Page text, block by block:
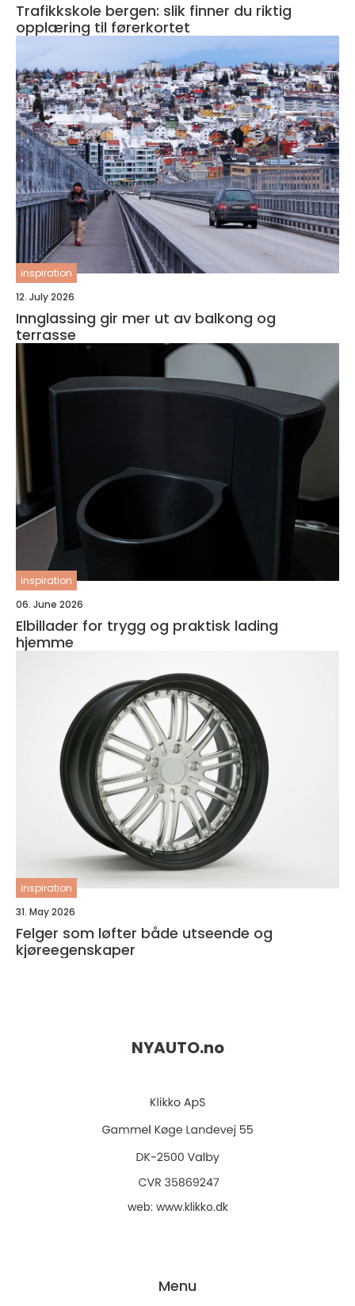
Trafikkskole bergen: slik finner du riktig
opplæring til førerkortet
inspiration
12. July 2026
Innglassing gir mer ut av balkong og
terrasse
inspiration
06. June 2026
Elbillader for trygg og praktisk lading
hjemme
inspiration
31. May 2026
Felger som løfter både utseende og
kjøreegenskaper
NYAUTO.no
web: www.klikko.dk
Menu